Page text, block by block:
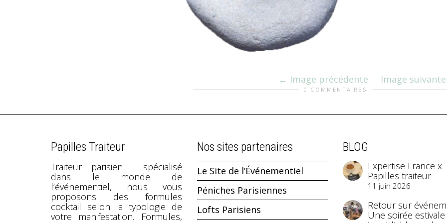
Image précédente Image suivante
0 COMMENTAIRES
Papilles Traiteur
Traiteur parisien : spécialisé
dans le monde de
l’événementiel, nous vous
proposons des formules
cocktail selon la typologie de
votre manifestation. Formules,
Nos sites partenaires
Le Site de l’Événementiel
Péniches Parisiennes
Lofts Parisiens
BLOG
Expertise France x
Papilles traiteur
11 juin 2026
Retour sur
Une soirée estivale